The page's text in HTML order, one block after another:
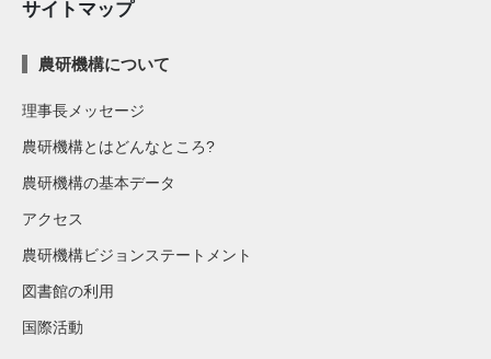
サイトマップ
農研機構について
理事長メッセージ
農研機構とはどんなところ?
農研機構の基本データ
アクセス
農研機構ビジョンステートメント
図書館の利用
国際活動